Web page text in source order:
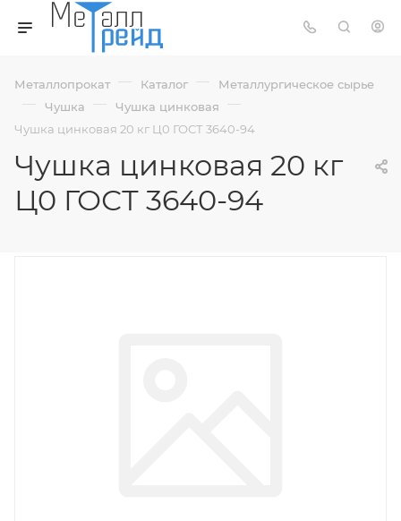
Металлопрокат — Каталог — Металлургическое сырье
— Чушка — Чушка цинковая —
Чушка цинковая 20 кг Ц0 ГОСТ 3640-94
Чушка цинковая 20 кг
Ц0 ГОСТ 3640-94